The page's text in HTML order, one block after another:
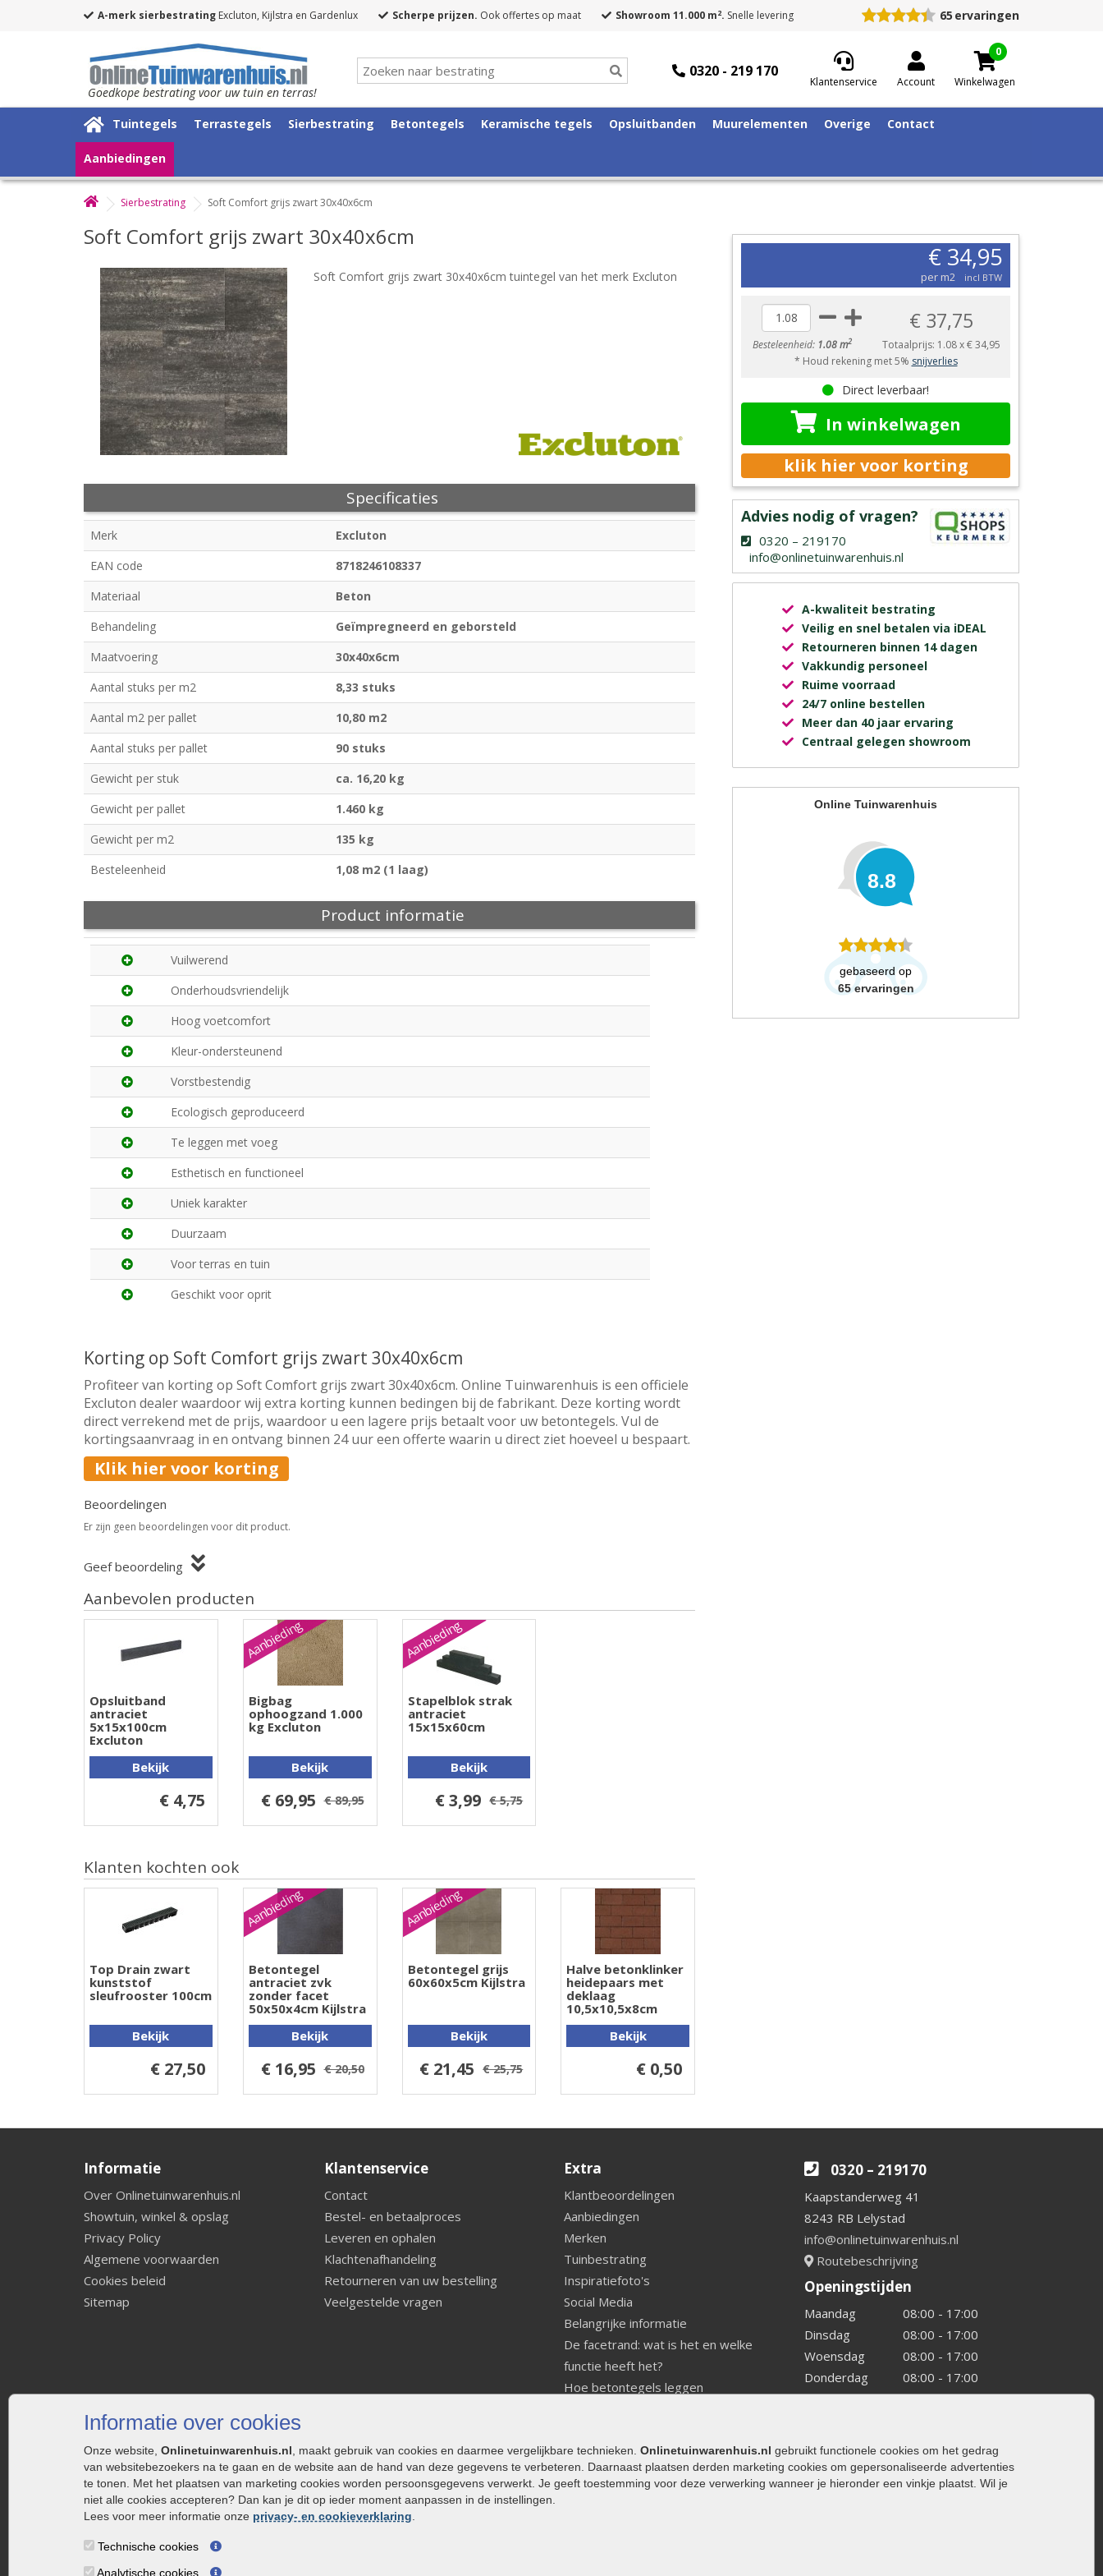
Informatie over cookies
Onze website, Onlinetuinwarenhuis.nl , maakt gebruik van cookies en daarmee vergelijkbare technieken. Onlinetuinwarenhuis.nl gebruikt functionele cookies om het gedrag
van websitebezoekers na te gaan en de website aan de hand van deze gegevens te verbeteren. Daarnaast plaatsen derden marketing cookies om gepersonaliseerde advertenties
te tonen. Met het plaatsen van marketing cookies worden persoonsgegevens verwerkt. Je geeft toestemming voor deze verwerking wanneer je hieronder een vinkje plaatst. Wil je
niet alle cookies accepteren? Dan kan je dit op ieder moment aanpassen in de instellingen.
Lees voor meer informatie onze privacy- en cookieverklaring
Technische cookies
Analytische cookies
A-merk sierbestrating Excluton, Kijlstra en Gardenlux Scherpe prijzen. Ook offertes op maat Showroom 11.000 m2. Snelle levering 65 ervaringen
Goedkope bestrating voor uw tuin en terras!
0320 - 219 170
Klantenservice Account
0
Winkelwagen
Tuintegels Terrastegels Sierbestrating Betontegels Keramische tegels Opsluitbanden Muurelementen Overige Contact
Aanbiedingen
Sierbestrating Soft Comfort grijs zwart 30x40x6cm
Soft Comfort grijs zwart 30x40x6cm
Soft Comfort grijs zwart 30x40x6cm tuintegel van het merk Excluton
Specificaties
Merk
Excluton
EAN code
8718246108337
Materiaal
Beton
Behandeling
Geïmpregneerd en geborsteld
Maatvoering
30x40x6cm
Aantal stuks per m2
8,33 stuks
Aantal m2 per pallet
10,80 m2
Aantal stuks per pallet
90 stuks
Gewicht per stuk
ca. 16,20 kg
Gewicht per pallet
1.460 kg
Gewicht per m2
135 kg
Besteleenheid
1,08 m2 (1 laag)
Product informatie
Vuilwerend
Onderhoudsvriendelijk
Hoog voetcomfort
Kleur-ondersteunend
Vorstbestendig
Ecologisch geproduceerd
Te leggen met voeg
Esthetisch en functioneel
Uniek karakter
Duurzaam
Voor terras en tuin
Geschikt voor oprit
Korting op Soft Comfort grijs zwart 30x40x6cm
Profiteer van korting op Soft Comfort grijs zwart 30x40x6cm. Online Tuinwarenhuis is een officiele
Excluton dealer waardoor wij extra korting kunnen bedingen bij de fabrikant. Deze korting wordt
direct verrekend met de prijs, waardoor u een lagere prijs betaalt voor uw betontegels. Vul de
kortingsaanvraag in en ontvang binnen 24 uur een offerte waarin u direct ziet hoeveel u bespaart.
Klik hier voor korting
Beoordelingen
Er zijn geen beoordelingen voor dit product.
Geef beoordeling
Aanbevolen producten
Opsluitband
antraciet
5x15x100cm
Excluton
Bekijk
€ 4,75
Aanbieding
Bigbag
ophoogzand 1.000
kg Excluton
Bekijk
€ 69,95 € 89,95
Aanbieding
Stapelblok strak
antraciet
15x15x60cm
Bekijk
€ 3,99 € 5,75
Klanten kochten ook
Top Drain zwart
kunststof
sleufrooster 100cm
Bekijk
€ 27,50
Aanbieding
Betontegel
antraciet zvk
zonder facet
50x50x4cm Kijlstra
Bekijk
€ 16,95 € 20,50
Aanbieding
Betontegel grijs
60x60x5cm Kijlstra
Bekijk
€ 21,45 € 25,75
Halve betonklinker
heidepaars met
deklaag
10,5x10,5x8cm
Bekijk
€ 0,50
€ 34,95
per m2 incl BTW
Besteleenheid: 1.08 m2
€ 37,75
Totaalprijs: 1.08x€ 34,95
* Houd rekening met 5% snijverlies
Direct leverbaar!
In winkelwagen
klik hier voor korting
Advies nodig of vragen?
0320 – 219170
info@onlinetuinwarenhuis.nl
A-kwaliteit bestrating
Veilig en snel betalen via iDEAL
Retourneren binnen 14 dagen
Vakkundig personeel
Ruime voorraad
24/7 online bestellen
Meer dan 40 jaar ervaring
Centraal gelegen showroom
Online Tuinwarenhuis
8.8
gebaseerd op
65 ervaringen
Informatie
Over Onlinetuinwarenhuis.nl
Showtuin, winkel & opslag
Privacy Policy
Algemene voorwaarden
Cookies beleid
Sitemap
Klantenservice
Contact
Bestel- en betaalproces
Leveren en ophalen
Klachtenafhandeling
Retourneren van uw bestelling
Veelgestelde vragen
Extra
Klantbeoordelingen
Aanbiedingen
Merken
Tuinbestrating
Inspiratiefoto's
Social Media
Belangrijke informatie
De facetrand: wat is het en welke
functie heeft het?
Hoe betontegels leggen
Welke tuinstijl past bij mij
Strakke tuin inrichten
Legverbanden gebakken bestrating
0320 – 219170
Kaapstanderweg 41
8243 RB Lelystad
info@onlinetuinwarenhuis.nl
Routebeschrijving
Openingstijden
Maandag
08:00 - 17:00
Dinsdag
08:00 - 17:00
Woensdag
08:00 - 17:00
Donderdag
08:00 - 17:00
Vrijdag
08:00 - 17:00